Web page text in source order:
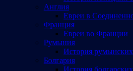
Англия
Евреи в
Франция
Евреи во Франции
Румыния
История румынских
Болгария
История